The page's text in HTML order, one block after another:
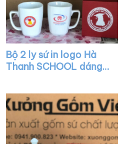
Bộ 2 ly sứ in logo Hà
Thanh SCHOOL dáng